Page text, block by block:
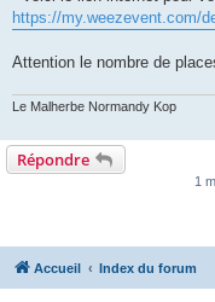
https://my.weezevent.com/
Attention le nombre de
Le Malherbe Normandy Kop
Répondre
1
Accueil Index du forum